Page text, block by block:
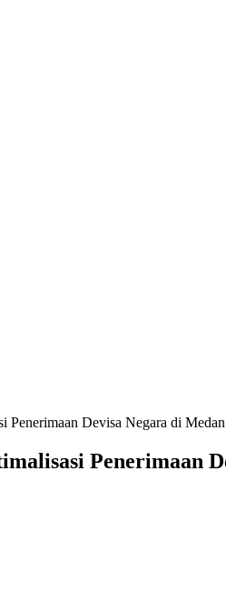
Devisa Negara di Medan
Penerimaan